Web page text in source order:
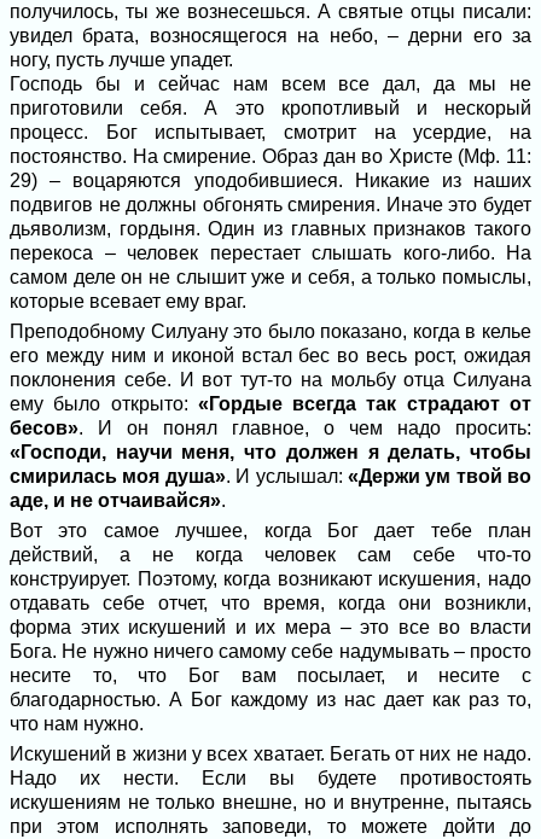
получилось, ты же вознесешься. А святые отцы писали:
увидел брата, возносящегося на небо, – дерни его за
ногу, пусть лучше упадет.
Господь бы и сейчас нам всем все дал, да мы не
приготовили себя. А это кропотливый и нескорый
процесс. Бог испытывает, смотрит на усердие, на
постоянство. На смирение. Образ дан во Христе (Мф. 11:
29) – воцаряются уподобившиеся. Никакие из наших
подвигов не должны обгонять смирения. Иначе это будет
дьяволизм, гордыня. Один из главных признаков такого
перекоса – человек перестает слышать кого-либо. На
самом деле он не слышит уже и себя, а только помыслы,
которые всевает ему враг.
Преподобному Силуану это было показано, когда в келье
его между ним и иконой встал бес во весь рост, ожидая
поклонения себе. И вот тут-то на мольбу отца Силуана
ему было открыто: «Гордые всегда так страдают от
бесов». И он понял главное, о чем надо просить:
«Господи, научи меня, что должен я делать, чтобы
смирилась моя душа». И услышал: «Держи ум твой во
аде, и не отчаивайся».
Вот это самое лучшее, когда Бог дает тебе план
действий, а не когда человек сам себе что-то
конструирует. Поэтому, когда возникают искушения, надо
отдавать себе отчет, что время, когда они возникли,
форма этих искушений и их мера – это все во власти
Бога. Не нужно ничего самому себе надумывать – просто
несите то, что Бог вам посылает, и несите с
благодарностью. А Бог каждому из нас дает как раз то,
что нам нужно.
Искушений в жизни у всех хватает. Бегать от них не надо.
Надо их нести. Если вы будете противостоять
искушениям не только внешне, но и внутренне, пытаясь
при этом исполнять заповеди, то можете дойти до